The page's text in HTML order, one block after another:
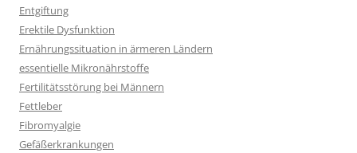
Entgiftung
Erektile Dysfunktion
Ernährungssituation in ärmeren Ländern
essentielle Mikronährstoffe
Fertilitätsstörung bei Männern
Fettleber
Fibromyalgie
Gefäßerkrankungen